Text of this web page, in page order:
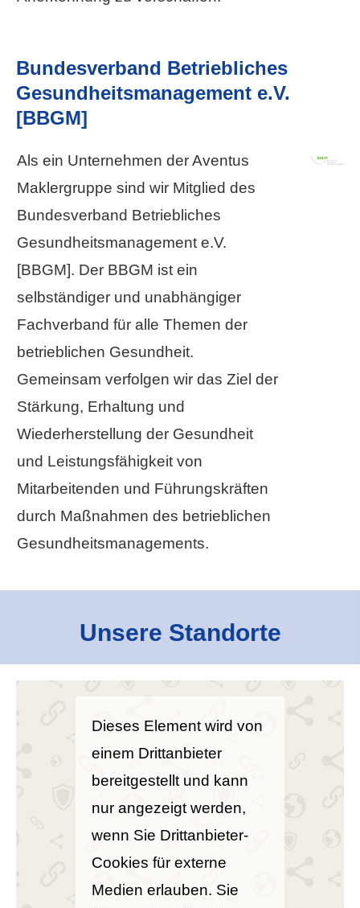
Bundesverband Betriebliches
Gesundheitsmanagement e.V.
[BBGM]
Als ein Unternehmen der Aventus
Maklergruppe sind wir Mitglied des
Bundesverband Betriebliches
Gesundheitsmanagement e.V.
[BBGM]. Der BBGM ist ein
selbständiger und unabhängiger
Fachverband für alle Themen der
betrieblichen Gesundheit.
Gemeinsam verfolgen wir das Ziel der
Stärkung, Erhaltung und
Wiederherstellung der Gesundheit
und Leistungsfähigkeit von
Mitarbeitenden und Führungskräften
durch Maßnahmen des betrieblichen
Gesundheitsmanagements.
Unsere Standorte
Dieses Element wird von
einem Drittanbieter
bereitgestellt und kann
nur angezeigt werden,
wenn Sie Drittanbieter-
Cookies für externe
Medien erlauben. Sie